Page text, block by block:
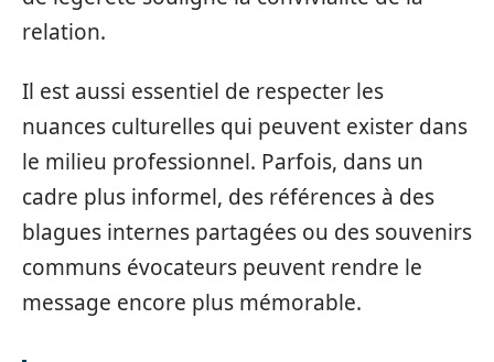
relation.
Il est aussi essentiel de respecter les
nuances culturelles qui peuvent exister dans
le milieu professionnel. Parfois, dans un
cadre plus informel, des références à des
blagues internes partagées ou des souvenirs
communs évocateurs peuvent rendre le
message encore plus mémorable.